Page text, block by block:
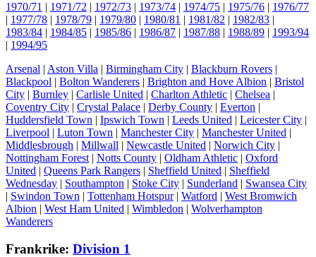
1970/71 | 1971/72 | 1972/73 | 1973/74 | 1974/75 | 1975/76 | 1976/77
| 1977/78 | 1978/79 | 1979/80 | 1980/81 | 1981/82 | 1982/83 |
1983/84 | 1984/85 | 1985/86 | 1986/87 | 1987/88 | 1988/89 | 1993/94
| 1994/95
Arsenal | Aston Villa | Birmingham City | Blackburn Rovers |
Blackpool | Bolton Wanderers | Brighton and Hove Albion | Bristol
City | Burnley | Carlisle United | Charlton Athletic | Chelsea |
Coventry City | Crystal Palace | Derby County | Everton |
Huddersfield Town | Ipswich Town | Leeds United | Leicester City |
Liverpool | Luton Town | Manchester City | Manchester United |
Middlesbrough | Millwall | Newcastle United | Norwich City |
Nottingham Forest | Notts County | Oldham Athletic | Oxford
United | Queens Park Rangers | Sheffield United | Sheffield
Wednesday | Southampton | Stoke City | Sunderland | Swansea City
| Swindon Town | Tottenham Hotspur| Watford | West Bromwich
Albion | West Ham United | Wimbledon | Wolverhampton
Wanderers
Frankrike: Division 1